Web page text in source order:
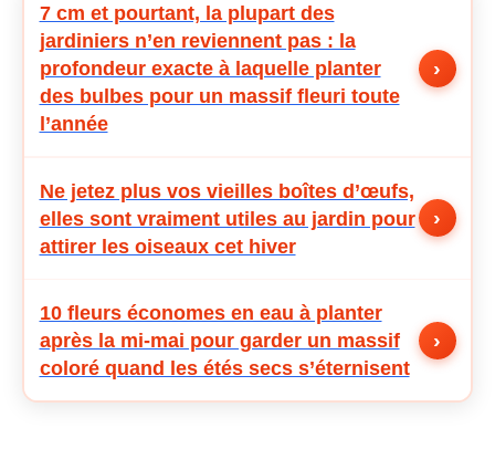
7 cm et pourtant, la plupart des
jardiniers n’en reviennent pas : la
profondeur exacte à laquelle planter
des bulbes pour un massif fleuri toute
l’année
›
Ne jetez plus vos vieilles boîtes d’œufs,
elles sont vraiment utiles au jardin pour
attirer les oiseaux cet hiver
›
10 fleurs économes en eau à planter
après la mi-mai pour garder un massif
coloré quand les étés secs s’éternisent
›